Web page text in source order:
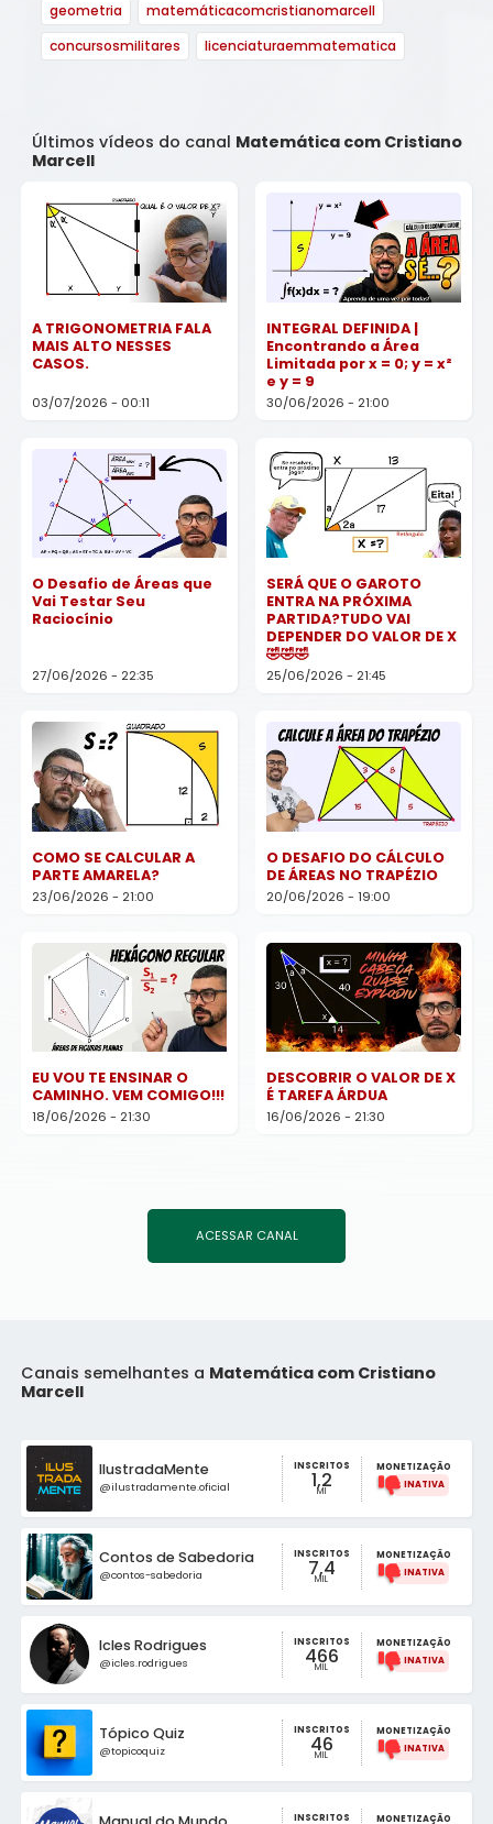
geometria
matemáticacomcristianomarcell
concursosmilitares
licenciaturaemmatematica
Últimos vídeos do canal Matemática com Cristiano
Marcell
A TRIGONOMETRIA FALA
MAIS ALTO NESSES
CASOS.
03/07/2026 - 00:11
INTEGRAL DEFINIDA |
Encontrando a Área
Limitada por x = 0; y = x²
e y = 9
30/06/2026 - 21:00
O Desafio de Áreas que
Vai Testar Seu
Raciocínio
27/06/2026 - 22:35
SERÁ QUE O GAROTO
ENTRA NA PRÓXIMA
PARTIDA?TUDO VAI
DEPENDER DO VALOR DE X
🤣🤣🤣
25/06/2026 - 21:45
COMO SE CALCULAR A
PARTE AMARELA?
23/06/2026 - 21:00
O DESAFIO DO CÁLCULO
DE ÁREAS NO TRAPÉZIO
20/06/2026 - 19:00
EU VOU TE ENSINAR O
CAMINHO. VEM COMIGO!!!
18/06/2026 - 21:30
DESCOBRIR O VALOR DE X
É TAREFA ÁRDUA
16/06/2026 - 21:30
ACESSAR CANAL
Canais semelhantes a Matemática com Cristiano
Marcell
IlustradaMente
@ilustradamente.oficial
INSCRITOS
1,2
MI
MONETIZAÇÃO
Contos de Sabedoria
@contos-sabedoria
INSCRITOS
7,4
MIL
MONETIZAÇÃO
Icles Rodrigues
@icles.rodrigues
INSCRITOS
466
MIL
MONETIZAÇÃO
Tópico Quiz
@topicoquiz
INSCRITOS
46
MIL
MONETIZAÇÃO
INSCRITOS MONETIZAÇÃO